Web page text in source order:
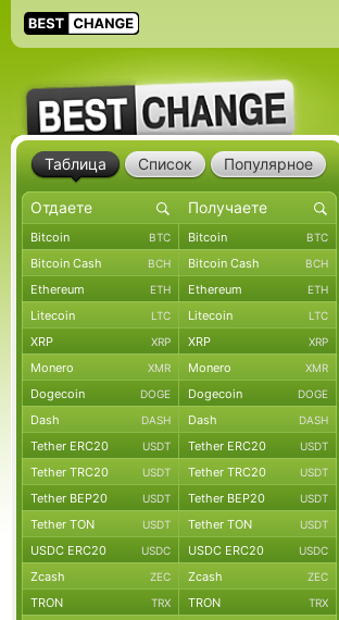
Таблица Список Популярное
Bitcoin BTC Bitcoin BTC
Bitcoin Cash BCH Bitcoin Cash BCH
Ethereum ETH Ethereum ETH
Litecoin LTC Litecoin LTC
XRP XRP XRP XRP
Monero XMR Monero XMR
Dogecoin DOGE Dogecoin DOGE
Dash DASH Dash DASH
Tether ERC20 USDT Tether ERC20 USDT
Tether TRC20 USDT Tether TRC20 USDT
Tether BEP20 USDT Tether BEP20 USDT
Tether TON USDT Tether TON USDT
USDC ERC20 USDC USDC ERC20 USDC
Zcash ZEC Zcash ZEC
TRON TRX TRON TRX